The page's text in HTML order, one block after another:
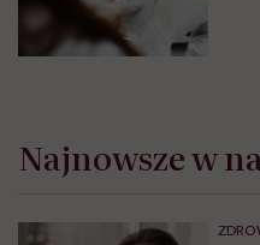
Najnowsze w